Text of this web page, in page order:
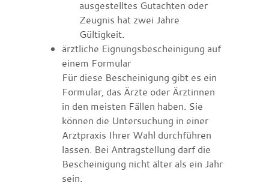
ausgestelltes Gutachten oder
Zeugnis hat zwei Jahre
Gültigkeit.
ärztliche Eignungsbescheinigung auf
einem Formular
Für diese Bescheinigung gibt es ein
Formular, das Ärzte oder Ärztinnen
in den meisten Fällen haben. Sie
können die Untersuchung in einer
Arztpraxis Ihrer Wahl durchführen
lassen. Bei Antragstellung darf die
Bescheinigung nicht älter als ein Jahr
sein.